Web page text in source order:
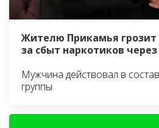
Жителю Прикамья грозит
за сбыт наркотиков
Мужчина действовал в
группы